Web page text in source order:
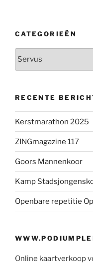
CATEGORIEËN
RECENTE
Kerstmarathon 2025
ZINGmagazine 117
Goors Mannenkoor
Kamp
Openbare repetitie
Online kaartverkoop